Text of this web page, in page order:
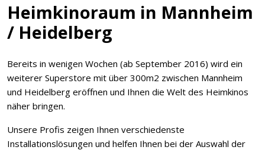
Heimkinoraum in Mannheim
/ Heidelberg
Bereits in wenigen Wochen (ab September 2016) wird ein
weiterer Superstore mit über 300m2 zwischen Mannheim
und Heidelberg eröffnen und Ihnen die Welt des Heimkinos
näher bringen.
Unsere Profis zeigen Ihnen verschiedenste
Installationslösungen und helfen Ihnen bei der Auswahl der